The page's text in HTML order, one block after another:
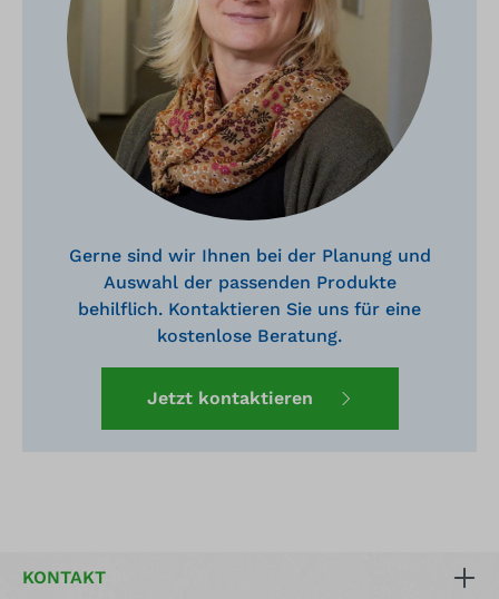
Gerne sind wir Ihnen bei der Planung und
Auswahl der passenden Produkte
behilflich. Kontaktieren Sie uns für eine
kostenlose Beratung.
Jetzt kontaktieren
KONTAKT